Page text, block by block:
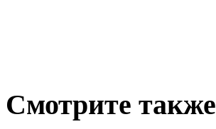
Смотрите также